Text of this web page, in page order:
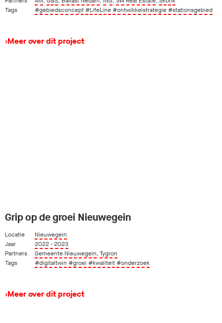
Tags
#gebiedsconcept#LifeLine#ontwikkelstrategie#stationsgebied
›Meer over dit project
Grip op de groei Nieuwegein
Locatie
Nieuwegein
Jaar
2022 - 2023
Partners
Gemeente Nieuwegein,Tygron
Tags
#digitaltwin #groei #kwaliteit#onderzoek
›Meer over dit project